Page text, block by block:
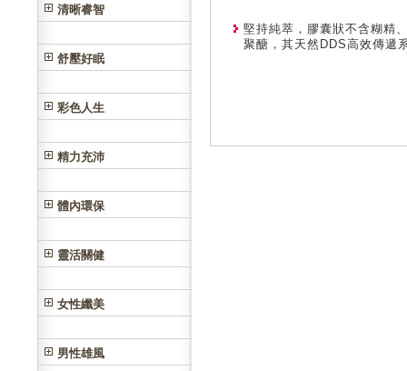
清晰睿智
舒壓好眠
彩色人生
精力充沛
體內環保
靈活關健
女性纖美
男性雄風
堅持純萃，膠囊狀不含糊精
聚醣，其天然DDS高效傳遞